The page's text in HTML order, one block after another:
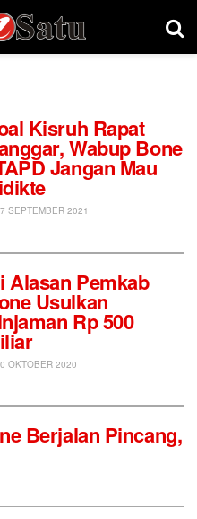
Kisruh Rapat
Wabup Bone
Jangan Mau
SEPTEMBER 2021
Alasan Pemkab
Usulkan
Rp 500
OKTOBER 2020
Berjalan Pincang,